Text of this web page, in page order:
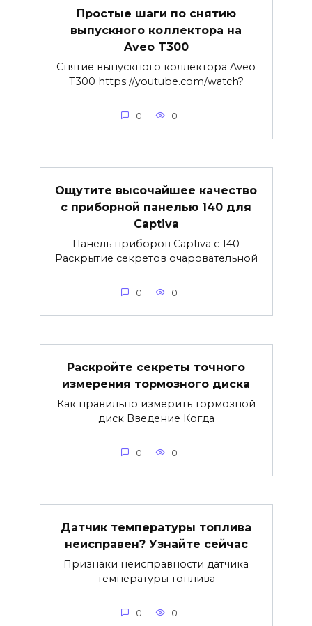
Простые шаги по снятию
выпускного коллектора на
Aveo T300
Снятие выпускного коллектора Aveo
T300 https://youtube.com/watch?
0 0
Ощутите высочайшее качество
с приборной панелью 140 для
Captiva
Панель приборов Captiva с 140
Раскрытие секретов очаровательной
0 0
Раскройте секреты точного
измерения тормозного диска
Как правильно измерить тормозной
диск Введение Когда
0 0
Датчик температуры топлива
неисправен? Узнайте сейчас
Признаки неисправности датчика
температуры топлива
0 0